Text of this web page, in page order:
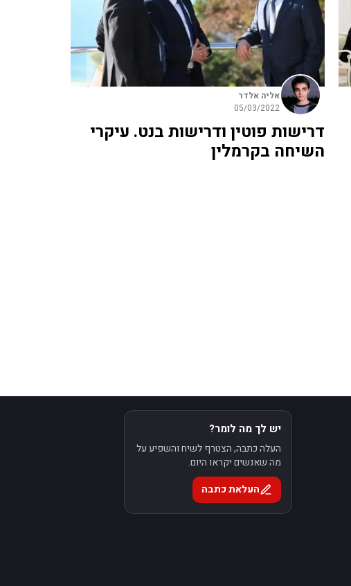
אליה אלדר
05/03/2022
דרישות פוטין ודרישות בנט. עיקרי
השיחה בקרמלין
יש לך מה לומר?
העלה כתבה, הצטרף לשיח והשפיע על
מה שאנשים יקראו היום.
העלאת כתבה